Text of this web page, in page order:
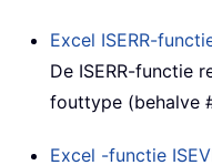
Excel ISERR-
De ISERR-functie
fouttype (behalve
Excel -functie